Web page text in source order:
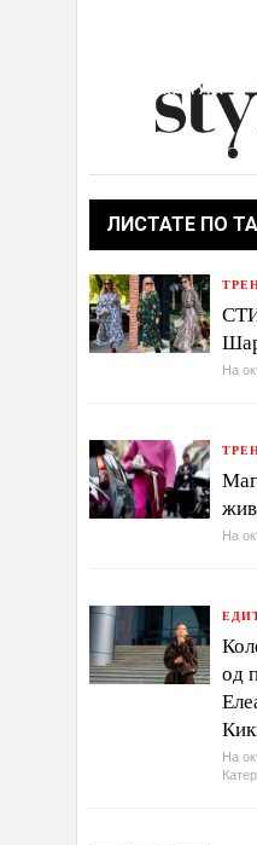
КУЛТУРА
ИЗЛОГ
ЛИСТАТЕ ПО
На
На
од
На